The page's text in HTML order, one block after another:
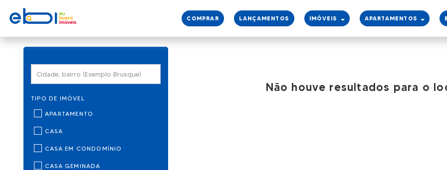
COMPRAR LANÇAMENTOS IMÓVEIS APARTAMENTOS
TIPO DE IMÓVEL
APARTAMENTO
CASA
CASA EM CONDOMÍNIO
CASA GEMINADA
Não houve resultados para o